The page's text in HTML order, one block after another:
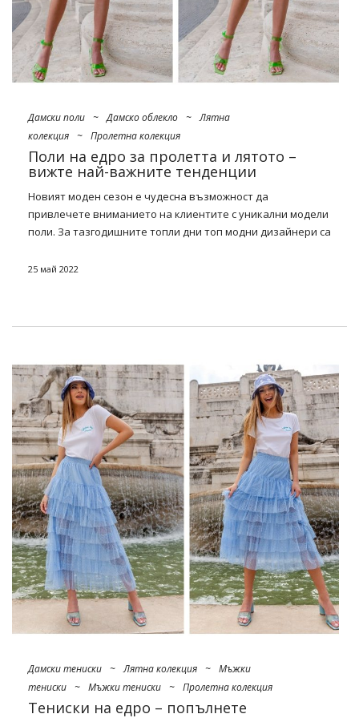
Дамски поли ~ Дамско облекло ~ Лятна
колекция ~ Пролетна колекция
Поли на едро за пролетта и лятото –
вижте най-важните тенденции
Новият моден сезон е чудесна възможност да
привлечете вниманието на клиентите с уникални модели
поли. За тазгодишните топли дни топ модни дизайнери са
забравяйте да проверите какво
насърчават модните дами да посегнат към оригинални
летния сезон си струва да имате разнообразие от
поли на едротака че да отговори на нуждите на
възможно най-широката аудитория. Струва си да
планирате правилно предварително, за да предложите
на клиентите разнообразие от възможности за избор.
Ако искате да знаете най-горещите тенденции, свързани
с този елемент от женския гардероб, не забравяйте да
разгледате нашите подкани.
Поли на едро в модни дължини
Тазгодишният пролет/летен сезон несъмнено ще
принадлежи на къси поли, които ефективно подчертават
…
25 май 2022
Дамски тениски ~ Лятна колекция ~ Мъжки
тениски ~ Мъжки тениски ~ Пролетна колекция
Тениски на едро – попълнете